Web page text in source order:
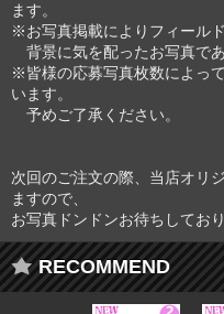
ます。
※お写真掲載によりフィール
背景に気を配ったお写真であ
※皆様の応募写真枚数によっ
います。
予めご了承ください。
次回のご注文の際、当店オリ
ますので、
お写真ドンドンお待ちしてお
RECOMMEND